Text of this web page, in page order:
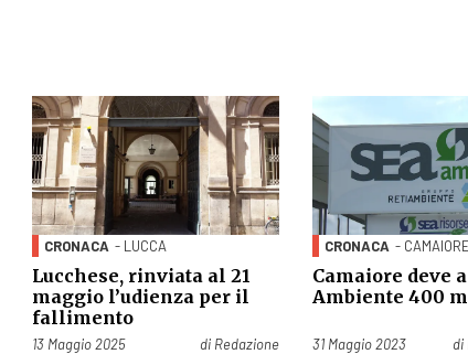
CRONACA - LUCCA
Lucchese, rinviata al 21
maggio l’udienza per il
fallimento
Pubblicato il
13 Maggio 2025 di Redazione
CRONACA - CAMAIORE
Camaiore deve a
Ambiente 400
Pubblicato il
31 Maggio 2023 di